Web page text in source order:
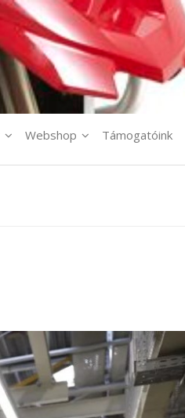
Webshop Támogatóink